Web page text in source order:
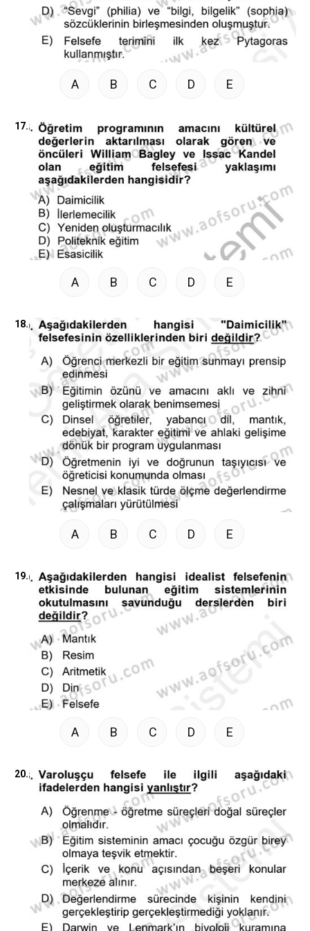
A B C D E
17.
A B C D E
18.
A B C D E
19.
A B C D E
20.